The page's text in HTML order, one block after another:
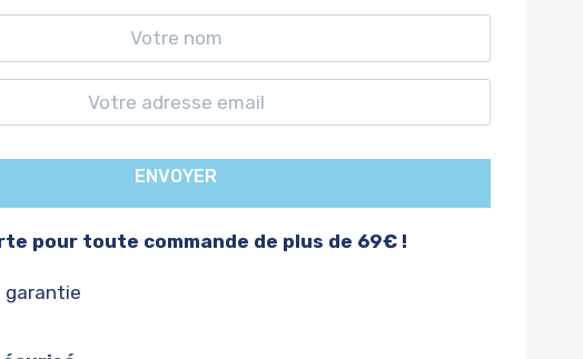
ENVOYER
pour toute commande de plus de 69€ !